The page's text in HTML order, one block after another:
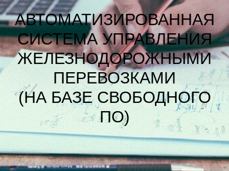
АВТОМАТИЗИРОВАННАЯ
СИСТЕМА УПРАВЛЕНИЯ
ЖЕЛЕЗНОДОРОЖНЫМИ
ПЕРЕВОЗКАМИ
(НА БАЗЕ СВОБОДНОГО
ПО)